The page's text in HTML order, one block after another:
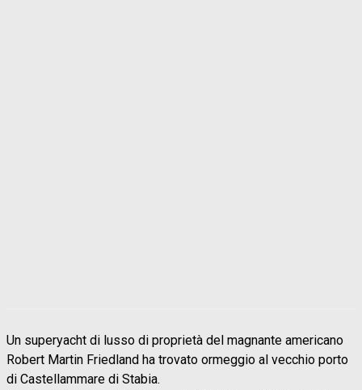
Un superyacht di lusso di proprietà del magnante americano
Robert Martin Friedland ha trovato ormeggio al vecchio porto
di Castellammare di Stabia.